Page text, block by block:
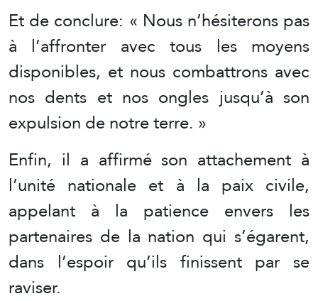
Et de conclure: « Nous n’hésiterons pas
à l’affronter avec tous les moyens
disponibles, et nous combattrons avec
nos dents et nos ongles jusqu’à son
expulsion de notre terre. »
Enfin, il a affirmé son attachement à
l’unité nationale et à la paix civile,
appelant à la patience envers les
partenaires de la nation qui s’égarent,
dans l’espoir qu’ils finissent par se
raviser.